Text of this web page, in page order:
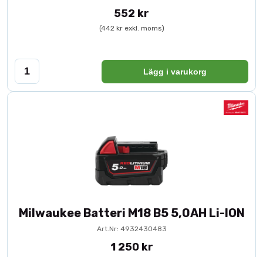
552 kr
(442 kr exkl. moms)
Lägg i varukorg
Milwaukee Batteri M18 B5 5,0AH Li-ION
Art.Nr: 4932430483
1 250 kr